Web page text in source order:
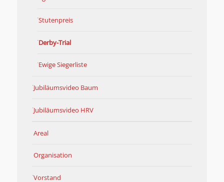
Stutenpreis
Derby-Trial
Ewige Siegerliste
Jubiläumsvideo Baum
Jubiläumsvideo HRV
Areal
Organisation
Vorstand